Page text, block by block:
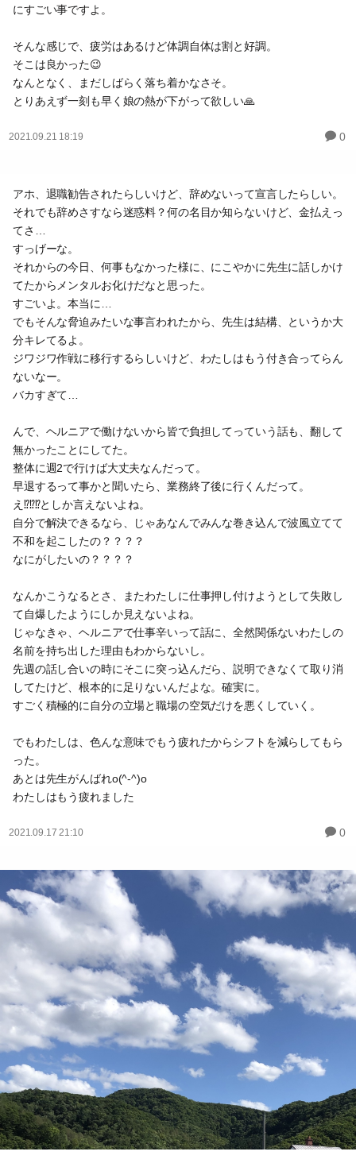
にすごい事ですよ。
そんな感じで、疲労はあるけど体調自体は割と好調。
そこは良かった😉
なんとなく、まだしばらく落ち着かなさそ。
とりあえず一刻も早く娘の熱が下がって欲しい🙏
2021.09.21 18:19 0
アホ、退職勧告されたらしいけど、辞めないって宣言したらしい。
それでも辞めさすなら迷惑料？何の名目か知らないけど、金払えっ
てさ…
すっげーな。
それからの今日、何事もなかった様に、にこやかに先生に話しかけ
てたからメンタルお化けだなと思った。
すごいよ。本当に…
でもそんな脅迫みたいな事言われたから、先生は結構、というか大
分キレてるよ。
ジワジワ作戦に移行するらしいけど、わたしはもう付き合ってらん
ないなー。
バカすぎて…
んで、ヘルニアで働けないから皆で負担してっていう話も、翻して
無かったことにしてた。
整体に週2で行けば大丈夫なんだって。
早退するって事かと聞いたら、業務終了後に行くんだって。
え⁉️⁉️⁉️としか言えないよね。
自分で解決できるなら、じゃあなんでみんな巻き込んで波風立てて
不和を起こしたの？？？？
なにがしたいの？？？？
なんかこうなるとさ、またわたしに仕事押し付けようとして失敗し
て自爆したようにしか見えないよね。
じゃなきゃ、ヘルニアで仕事辛いって話に、全然関係ないわたしの
名前を持ち出した理由もわからないし。
先週の話し合いの時にそこに突っ込んだら、説明できなくて取り消
してたけど、根本的に足りないんだよな。確実に。
すごく積極的に自分の立場と職場の空気だけを悪くしていく。
でもわたしは、色んな意味でもう疲れたからシフトを減らしてもら
った。
あとは先生がんばれo(^-^)o
わたしはもう疲れました
2021.09.17 21:10 0